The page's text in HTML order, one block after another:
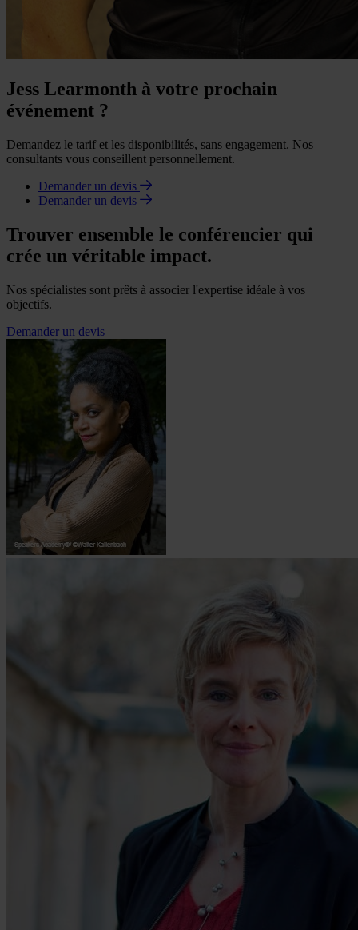
Jess Learmonth à votre prochain
événement ?
Demandez le tarif et les disponibilités, sans engagement. Nos
consultants vous conseillent personnellement.
Demander un devis
Demander un devis
Trouver ensemble le conférencier qui
crée un véritable impact.
Nos spécialistes sont prêts à associer l'expertise idéale à vos
objectifs.
Demander un devis